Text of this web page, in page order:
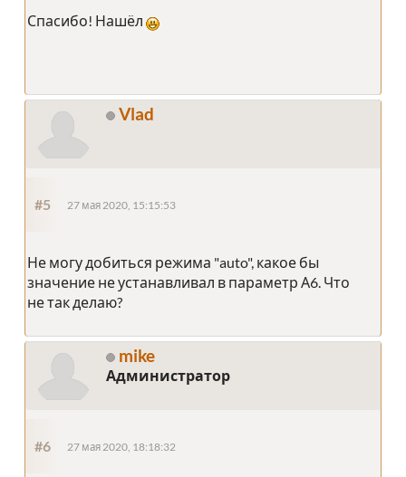
Спасибо! Нашёл
Vlad
#5 27 мая 2020, 15:15:53
Не могу добиться режима "auto", какое бы
значение не устанавливал в параметр А6. Что
не так делаю?
mike
Администратор
#6 27 мая 2020, 18:18:32